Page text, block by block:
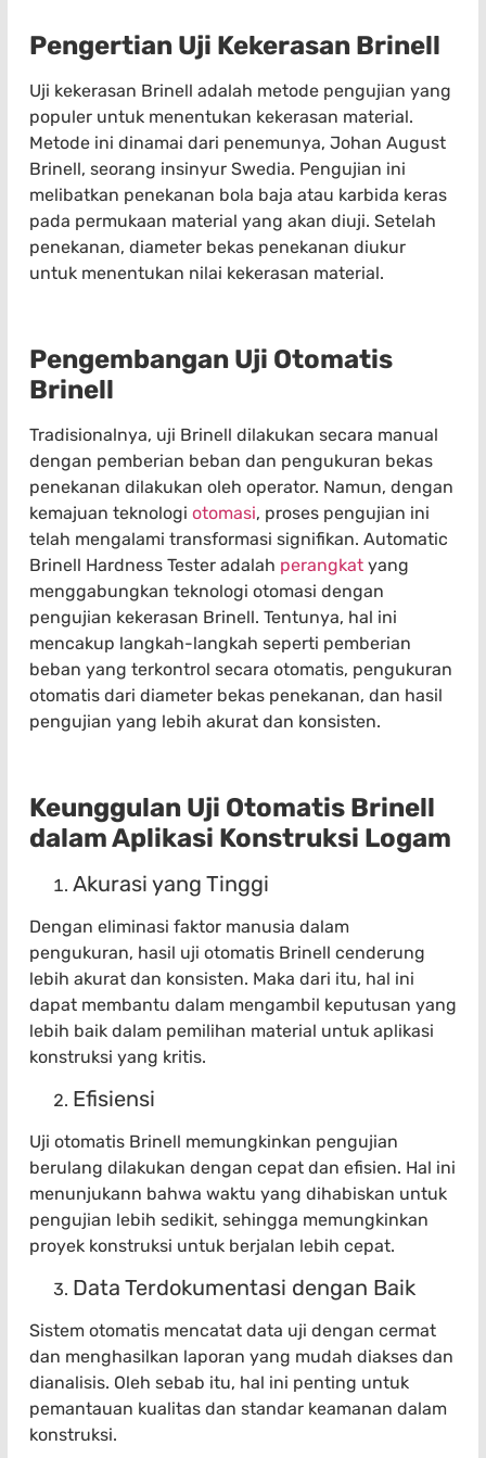
Pengertian Uji Kekerasan Brinell
Uji kekerasan Brinell adalah metode pengujian yang
populer untuk menentukan kekerasan material.
Metode ini dinamai dari penemunya, Johan August
Brinell, seorang insinyur Swedia. Pengujian ini
melibatkan penekanan bola baja atau karbida keras
pada permukaan material yang akan diuji. Setelah
penekanan, diameter bekas penekanan diukur
untuk menentukan nilai kekerasan material.
Pengembangan Uji Otomatis
Brinell
Tradisionalnya, uji Brinell dilakukan secara manual
dengan pemberian beban dan pengukuran bekas
penekanan dilakukan oleh operator. Namun, dengan
kemajuan teknologi otomasi, proses pengujian ini
telah mengalami transformasi signifikan. Automatic
Brinell Hardness Tester adalah perangkat yang
menggabungkan teknologi otomasi dengan
pengujian kekerasan Brinell. Tentunya, hal ini
mencakup langkah-langkah seperti pemberian
beban yang terkontrol secara otomatis, pengukuran
otomatis dari diameter bekas penekanan, dan hasil
pengujian yang lebih akurat dan konsisten.
Keunggulan Uji Otomatis Brinell
dalam Aplikasi Konstruksi Logam
Akurasi yang Tinggi
Dengan eliminasi faktor manusia dalam
pengukuran, hasil uji otomatis Brinell cenderung
lebih akurat dan konsisten. Maka dari itu, hal ini
dapat membantu dalam mengambil keputusan yang
lebih baik dalam pemilihan material untuk aplikasi
konstruksi yang kritis.
Efisiensi
Uji otomatis Brinell memungkinkan pengujian
berulang dilakukan dengan cepat dan efisien. Hal ini
menunjukann bahwa waktu yang dihabiskan untuk
pengujian lebih sedikit, sehingga memungkinkan
proyek konstruksi untuk berjalan lebih cepat.
Data Terdokumentasi dengan Baik
Sistem otomatis mencatat data uji dengan cermat
dan menghasilkan laporan yang mudah diakses dan
dianalisis. Oleh sebab itu, hal ini penting untuk
pemantauan kualitas dan standar keamanan dalam
konstruksi.